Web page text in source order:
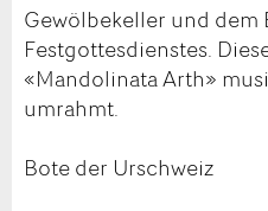
Gewölbekeller und dem
Festgottesdienstes.
«Mandolinata Arth»
umrahmt.
Bote der Urschweiz